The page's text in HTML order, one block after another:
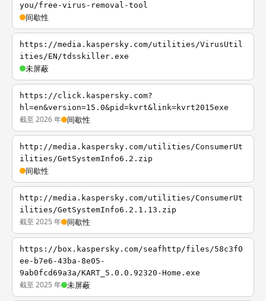
you/free-virus-removal-tool
间歇性
https://media.kaspersky.com/utilities/VirusUtil
ities/EN/tdsskiller.exe
未屏蔽
https://click.kaspersky.com?
hl=en&version=15.0&pid=kvrt&link=kvrt2015exe
截至 2026 年 间歇性
http://media.kaspersky.com/utilities/ConsumerUt
ilities/GetSystemInfo6.2.zip
间歇性
http://media.kaspersky.com/utilities/ConsumerUt
ilities/GetSystemInfo6.2.1.13.zip
截至 2025 年 间歇性
https://box.kaspersky.com/seafhttp/files/58c3f0
ee-b7e6-43ba-8e05-
9ab0fcd69a3a/KART_5.0.0.92320-Home.exe
截至 2025 年 未屏蔽